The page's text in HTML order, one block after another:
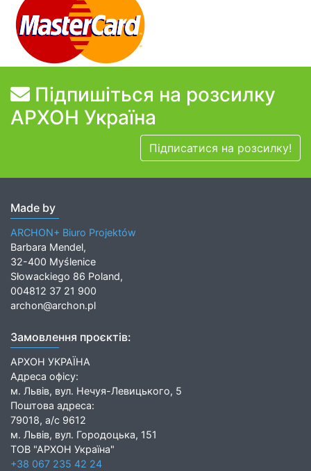
Підпишіться на розсилку
АРХОН Україна
Підписатися на розсилку!
Made by
ARCHON+ Biuro Projektów
Barbara Mendel,
32-400 Myślenice
Słowackiego 86 Poland,
004812 37 21 900
archon@archon.pl
Замовлення проєктів:
АРХОН УКРАЇНА
Адреса офісу:
м. Львів, вул. Нечуя-Левицького, 5
Поштова адреса:
79018, а/с 9612
м. Львів, вул. Городоцька, 151
ТОВ "АРХОН Україна"
+38 067 235 42 24